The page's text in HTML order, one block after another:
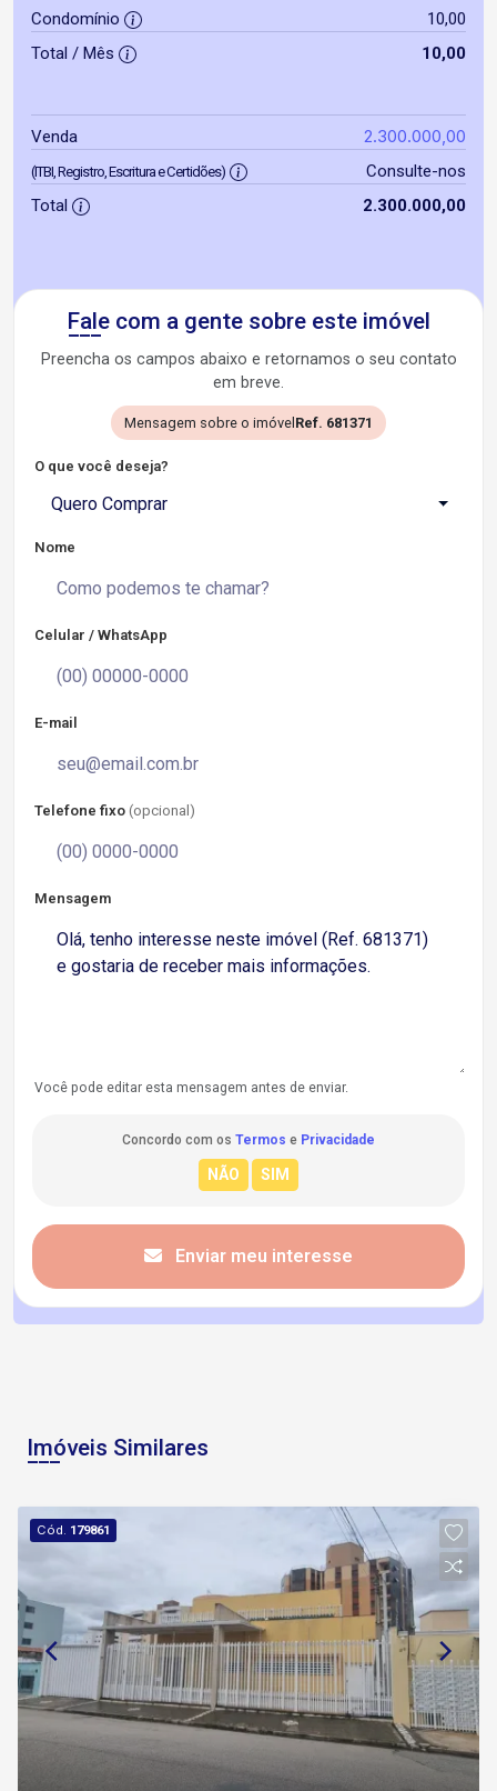
Condomínio
10,00
Total / Mês
10,00
Venda 2.300.000,00
(ITBI, Registro, Escritura e Certidões)
Consulte-nos
Total
2.300.000,00
Fale com a gente sobre este imóvel
Preencha os campos abaixo e retornamos o seu contato
em breve.
Mensagem sobre o imóvel Ref. 681371
O que você deseja?
Quero Comprar
Nome
Celular / WhatsApp
E-mail
Telefone fixo (opcional)
Mensagem
Você pode editar esta mensagem antes de enviar.
Concordo com os Termos e Privacidade
Enviar meu interesse
Imóveis Similares
Cód. 179861